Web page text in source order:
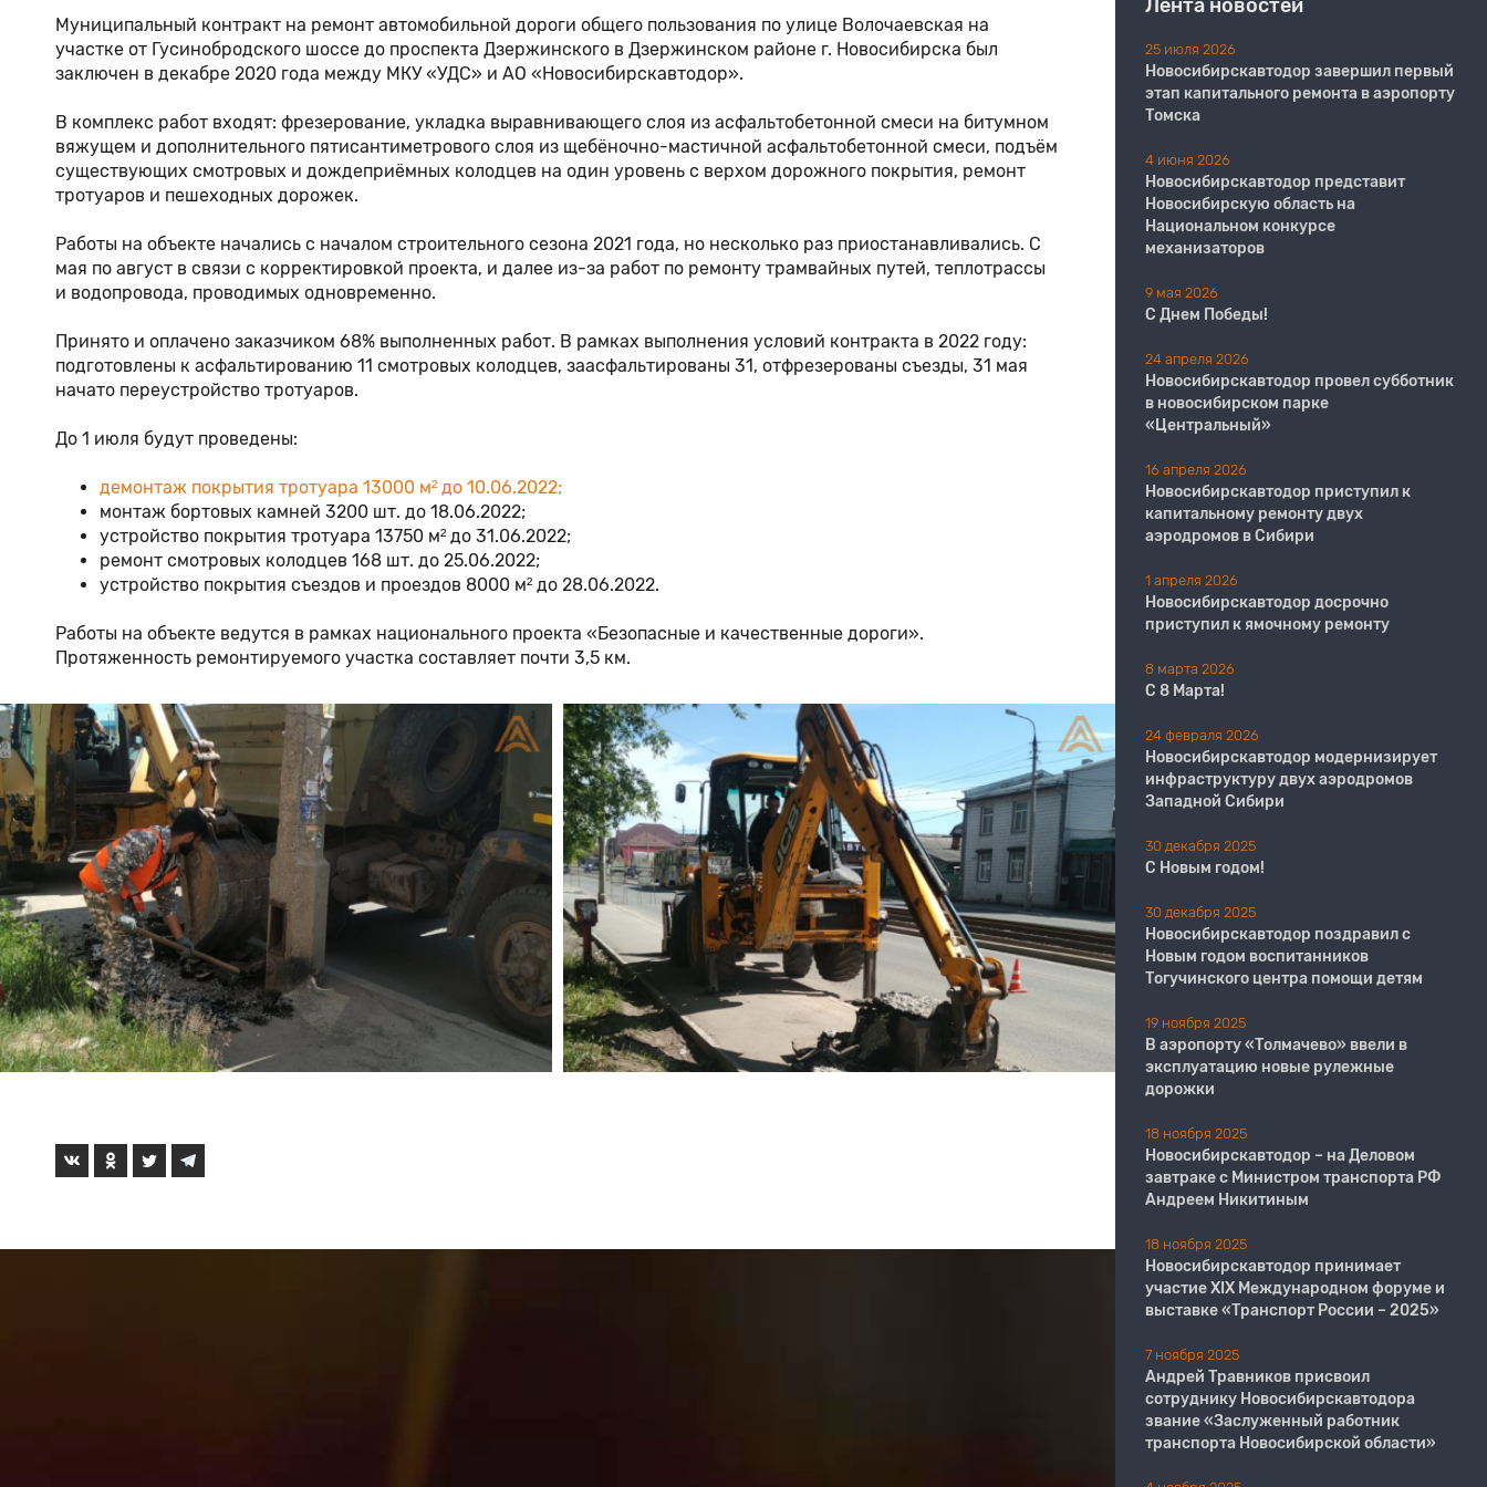
Муниципальный контракт на ремонт автомобильной дороги общего пользования по улице Волочаевская на
участке от Гусинобродского шоссе до проспекта Дзержинского в Дзержинском районе г. Новосибирска был
заключен в декабре 2020 года между МКУ «УДС» и АО «Новосибирскавтодор».
В комплекс работ входят: фрезерование, укладка выравнивающего слоя из асфальтобетонной смеси на битумном
вяжущем и дополнительного пятисантиметрового слоя из щебёночно-мастичной асфальтобетонной смеси, подъём
существующих смотровых и дождеприёмных колодцев на один уровень с верхом дорожного покрытия, ремонт
тротуаров и пешеходных дорожек.
Работы на объекте начались с началом строительного сезона 2021 года, но несколько раз приостанавливались. С
мая по август в связи с корректировкой проекта, и далее из-за работ по ремонту трамвайных путей, теплотрассы
и водопровода, проводимых одновременно.
Принято и оплачено заказчиком 68% выполненных работ. В рамках выполнения условий контракта в 2022 году:
подготовлены к асфальтированию 11 смотровых колодцев, заасфальтированы 31, отфрезерованы съезды, 31 мая
начато переустройство тротуаров.
До 1 июля будут проведены:
демонтаж покрытия тротуара 13000 м² до 10.06.2022;
монтаж бортовых камней 3200 шт. до 18.06.2022;
устройство покрытия тротуара 13750 м² до 31.06.2022;
ремонт смотровых колодцев 168 шт. до 25.06.2022;
устройство покрытия съездов и проездов 8000 м² до 28.06.2022.
Работы на объекте ведутся в рамках национального проекта «Безопасные и качественные дороги».
Протяженность ремонтируемого участка составляет почти 3,5 км.
Лента новостей
25 июля 2026
Новосибирскавтодор завершил первый
этап капитального ремонта в аэропорту
Томска
4 июня 2026
Новосибирскавтодор представит
Новосибирскую область на
Национальном конкурсе
механизаторов
9 мая 2026
С Днем Победы!
24 апреля 2026
Новосибирскавтодор провел субботник
в новосибирском парке
«Центральный»
16 апреля 2026
Новосибирскавтодор приступил к
капитальному ремонту двух
аэродромов в Сибири
1 апреля 2026
Новосибирскавтодор досрочно
приступил к ямочному ремонту
8 марта 2026
С 8 Марта!
24 февраля 2026
Новосибирскавтодор модернизирует
инфраструктуру двух аэродромов
Западной Сибири
30 декабря 2025
С Новым годом!
30 декабря 2025
Новосибирскавтодор поздравил с
Новым годом воспитанников
Тогучинского центра помощи детям
19 ноября 2025
В аэропорту «Толмачево» ввели в
эксплуатацию новые рулежные
дорожки
18 ноября 2025
Новосибирскавтодор – на Деловом
завтраке с Министром транспорта РФ
Андреем Никитиным
18 ноября 2025
Новосибирскавтодор принимает
участие XIX Международном форуме и
выставке «Транспорт России – 2025»
7 ноября 2025
Андрей Травников присвоил
сотруднику Новосибирскавтодора
звание «Заслуженный работник
транспорта Новосибирской области»